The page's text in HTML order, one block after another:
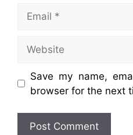
Save my name,
browser for the next